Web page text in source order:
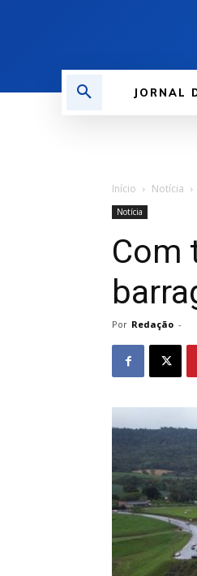
JORNAL
Início Notícia
Notícia
Com
Por Redação -